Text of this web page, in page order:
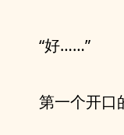
“好……”
第一个开口